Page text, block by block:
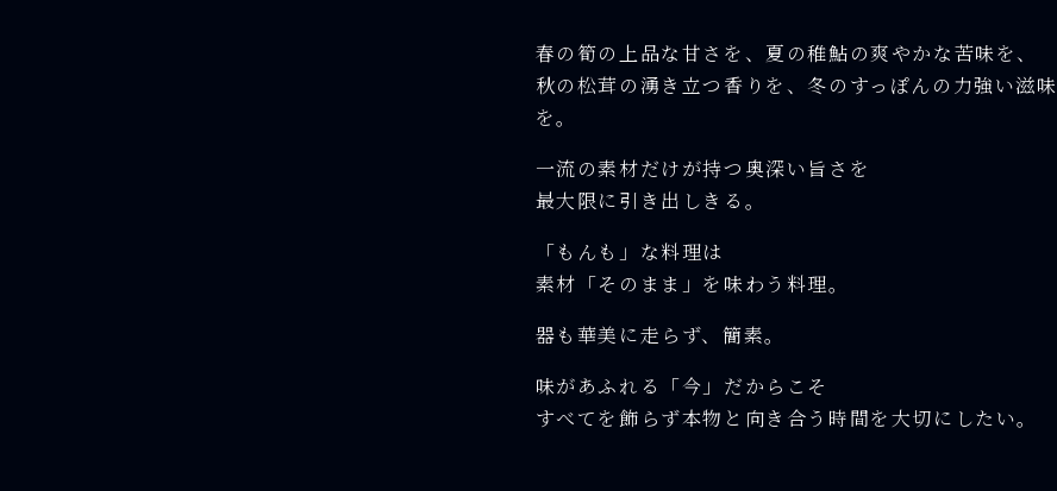
春の筍の上品な甘さを、夏の稚鮎の爽やかな苦味を、
秋の松茸の湧き立つ香りを、冬のすっぽんの力強い滋味
を。
一流の素材だけが持つ奥深い旨さを
最大限に引き出しきる。
「もんも」な料理は
素材「そのまま」を味わう料理。
器も華美に走らず、簡素。
味があふれる「今」だからこそ
すべてを飾らず本物と向き合う時間を大切にしたい。